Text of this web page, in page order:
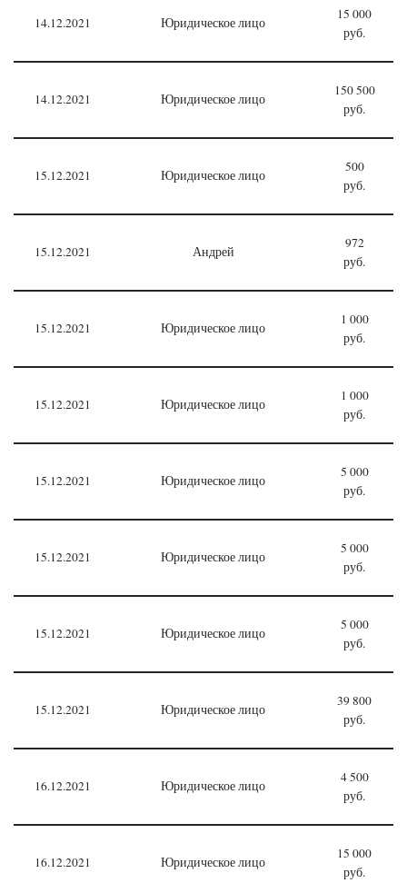
14.12.2021 Юридическое лицо
15 000
руб.
14.12.2021 Юридическое лицо
150 500
руб.
15.12.2021 Юридическое лицо
500
руб.
15.12.2021 Андрей
972
руб.
15.12.2021 Юридическое лицо
1 000
руб.
15.12.2021 Юридическое лицо
1 000
руб.
15.12.2021 Юридическое лицо
5 000
руб.
15.12.2021 Юридическое лицо
5 000
руб.
15.12.2021 Юридическое лицо
5 000
руб.
15.12.2021 Юридическое лицо
39 800
руб.
16.12.2021 Юридическое лицо
4 500
руб.
16.12.2021 Юридическое лицо
15 000
руб.